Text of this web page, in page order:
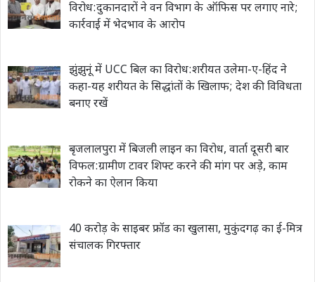
विरोध:दुकानदारों ने वन विभाग के ऑफिस पर लगाए नारे;
कार्रवाई में भेदभाव के आरोप
झुंझुनूं में UCC बिल का विरोध:शरीयत उलेमा-ए-हिंद ने
कहा-यह शरीयत के सिद्धांतों के खिलाफ; देश की विविधता
बनाए रखें
बृजलालपुरा में बिजली लाइन का विरोध, वार्ता दूसरी बार
विफल:ग्रामीण टावर शिफ्ट करने की मांग पर अड़े, काम
रोकने का ऐलान किया
40 करोड़ के साइबर फ्रॉड का खुलासा, मुकुंदगढ़ का ई-मित्र
संचालक गिरफ्तार